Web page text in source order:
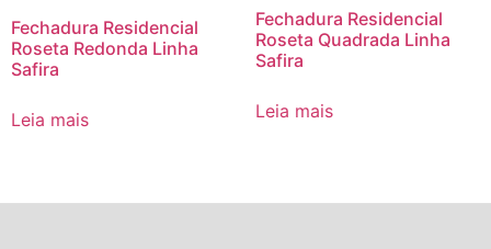
Fechadura Residencial
Roseta Redonda Linha
Safira
Leia mais
Fechadura Residencial
Roseta Quadrada Linha
Safira
Leia mais